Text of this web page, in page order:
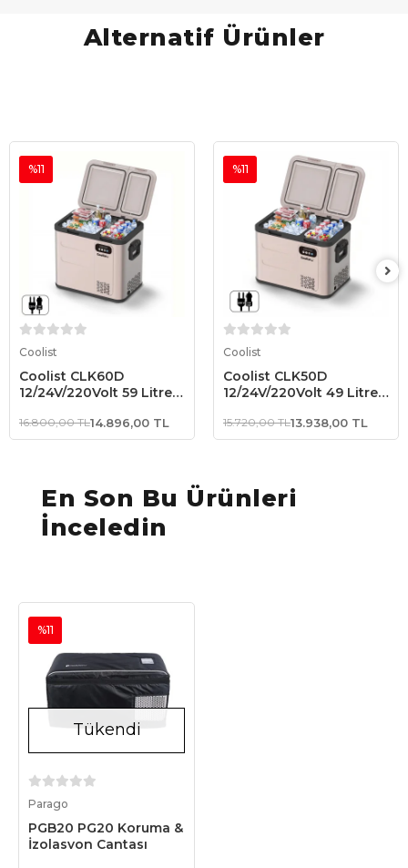
Alternatif Ürünler
Coolist
Coolist CLK60D
12/24V/220Volt 59 Litre
Kompresörlü Bluetooth
Bağlantılı Oto Buzdolabı
%11
16.800,00 TL14.896,00 TL
Coolist
Coolist CLK50D
12/24V/220Volt 49 Litre
Kompresörlü Bluetooth
Bağlantılı Oto Buzdolabı
%11
15.720,00 TL13.938,00 TL
En Son Bu Ürünleri
İnceledin
Tükendi
Parago
PGB20 PG20 Koruma &
İzolasyon Çantası
%11